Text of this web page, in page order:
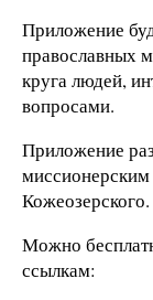
Приложение
православных
круга людей,
вопросами.
Приложение
Кожеозерского.
Можно
ссылкам: